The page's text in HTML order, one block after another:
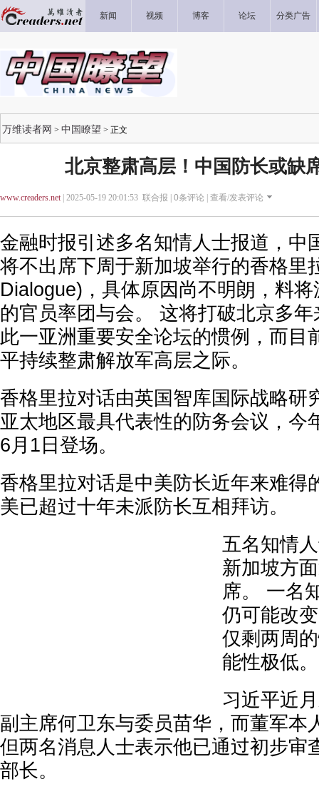
新闻 视频 博客 论坛 分类广告
万维读者网 > 中国瞭望 > 正文
北京整肃高层！中国防长或缺
www.creaders.net| 2025-05-19 20:01:53 联合报 | 0条评论 | 查看/发表评论
金融时报引述多名知情人士报道，中
将不出席下周于新加坡举行的香格里
Dialogue)，具体原因尚不明朗，料
的官员率团与会。 这将打破北京多
此一亚洲重要安全论坛的惯例，而目
平持续整肃解放军高层之际。
香格里拉对话由英国智库国际战略研
亚太地区最具代表性的防务会议，今
6月1日登场。
香格里拉对话是中美防长近年来难得
美已超过十年未派防长互相拜访。
五名知情
新加坡方
席。 一名
仍可能改
仅剩两周
能性极低。
习近平近
副主席何卫东与委员苗华，而董军本
但两名消息人士表示他已通过初步审
部长。